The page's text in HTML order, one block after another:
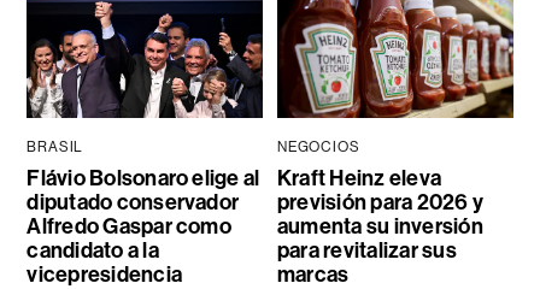
BRASIL
Flávio Bolsonaro elige al
diputado conservador
Alfredo Gaspar como
candidato a la
vicepresidencia
NEGOCIOS
Kraft Heinz eleva
previsión para 2026 y
aumenta su inversión
para revitalizar sus
marcas